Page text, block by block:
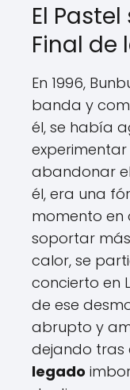
El
Final de
En 1996,
banda y
él, se había
abandonar
él, era una
momento en
soportar
calor, se
concierto en
de ese
abrupto y
dejando tras
legado